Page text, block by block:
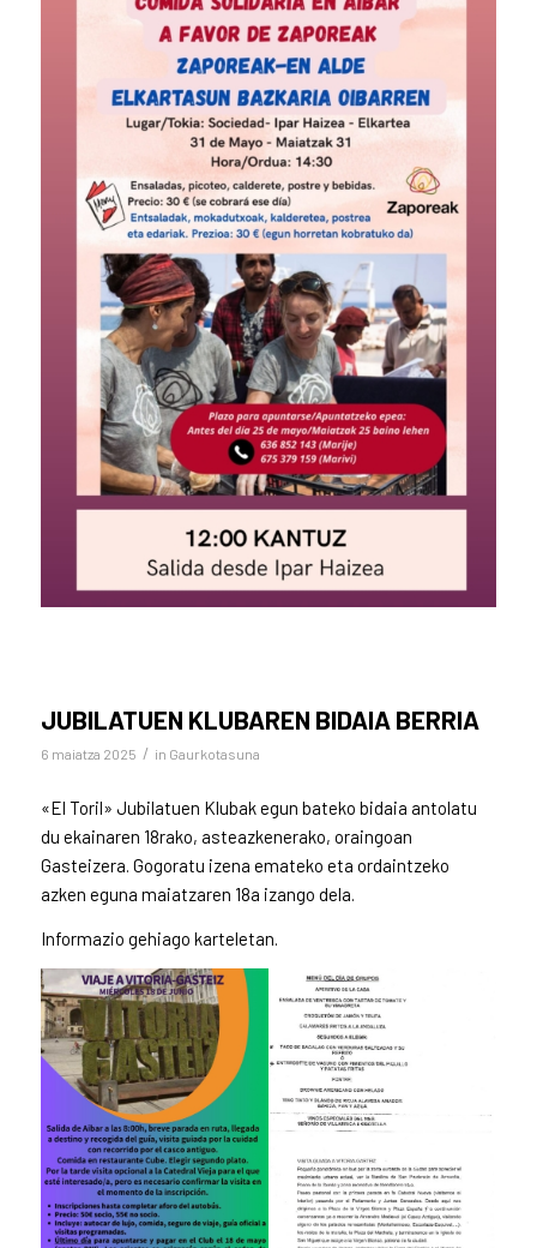
JUBILATUEN KLUBAREN BIDAIA BERRIA
6 maiatza 2025 / in Gaurkotasuna
«El Toril» Jubilatuen Klubak egun bateko bidaia antolatu
du ekainaren 18rako, asteazkenerako, oraingoan
Gasteizera. Gogoratu izena emateko eta ordaintzeko
azken eguna maiatzaren 18a izango dela.
Informazio gehiago karteletan.